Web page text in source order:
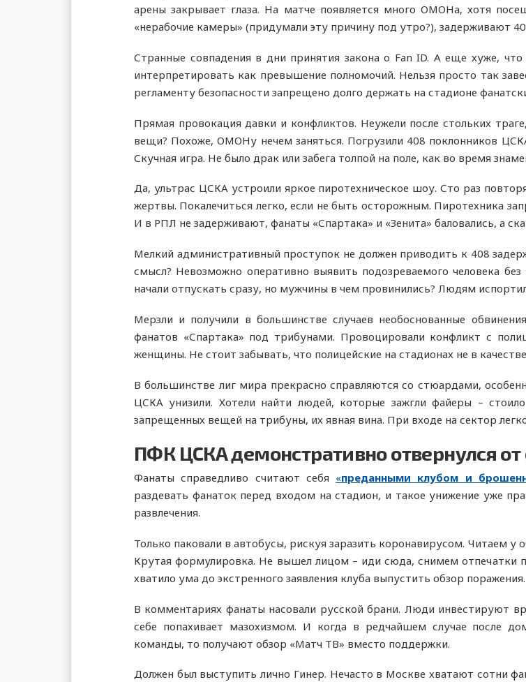
арены закрывает глаза. На матче появляется много ОМОНа, хотя
«нерабочие камеры» (придумали эту причину под утро?), задерживают
Странные совпадения в дни принятия закона о Fan ID. А еще хуже,
интерпретировать как превышение полномочий. Нельзя просто так
регламенту безопасности запрещено долго держать на стадионе
Прямая провокация давки и конфликтов. Неужели после стольких
вещи? Похоже, ОМОНу нечем заняться. Погрузили 408 поклонников
Скучная игра. Не было драк или забега толпой на поле, как во время
Да, ультрас ЦСКА устроили яркое пиротехническое шоу. Сто раз
жертвы. Покалечиться легко, если не быть осторожным. Пиротехника
И в РПЛ не задерживают, фанаты «Спартака» и «Зенита» баловались, а
Мелкий административный проступок не должен приводить к 408
смысл? Невозможно оперативно выявить подозреваемого человека
начали отпускать сразу, но мужчины в чем провинились? Людям
Мерзли и получили в большинстве случаев необоснованные
фанатов «Спартака» под трибунами. Провоцировали конфликт с
женщины. Не стоит забывать, что полицейские на стадионах не в
В большинстве лиг мира прекрасно справляются со стюардами,
ЦСКА унизили. Хотели найти людей, которые зажгли файеры –
запрещенных вещей на трибуны, их явная вина. При входе на сектор
ПФК ЦСКА демонстративно отвернулся от
Фанаты справедливо считают себя «преданными клубом и
раздевать фанаток перед входом на стадион, и такое унижение уже
развлечения.
Только паковали в автобусы, рискуя заразить коронавирусом. Читаем
Крутая формулировка. Не вышел лицом – иди сюда, снимем отпечатки
хватило ума до экстренного заявления клуба выпустить обзор поражения.
В комментариях фанаты насовали русской брани. Люди инвестируют
себе попахивает мазохизмом. И когда в редчайшем случае после
команды, то получают обзор «Матч ТВ» вместо поддержки.
Должен был выступить лично Гинер. Нечасто в Москве хватают сотни